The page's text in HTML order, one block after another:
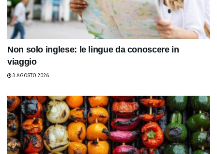
Non solo inglese: le lingue da conoscere in
viaggio
3 AGOSTO 2026